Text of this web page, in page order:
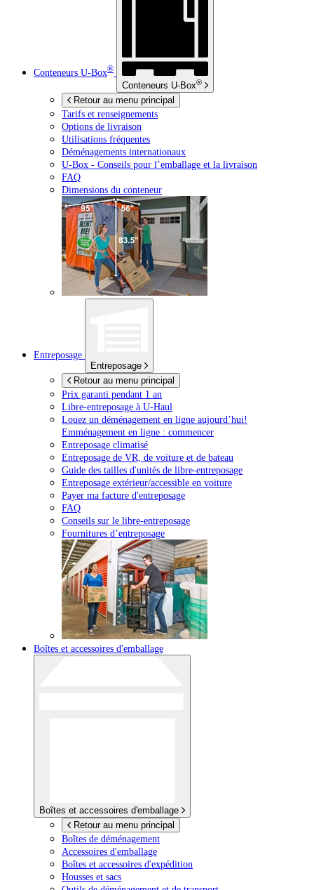
Conteneurs U-Box®
Conteneurs U-Box®
Retour au menu principal
Tarifs et renseignements
Options de livraison
Utilisations fréquentes
Déménagements internationaux
U-Box - Conseils pour l’emballage et la livraison
FAQ
Dimensions du conteneur
Entreposage
Entreposage
Retour au menu principal
Prix garanti pendant 1 an
Libre-entreposage à U-Haul
Louez un déménagement en ligne aujourd’hui!
Emménagement en ligne : commencer
Entreposage climatisé
Entreposage de VR, de voiture et de bateau
Guide des tailles d'unités de libre-entreposage
Entreposage extérieur/accessible en voiture
Payer ma facture d'entreposage
FAQ
Conseils sur le libre-entreposage
Fournitures d’entreposage
Boîtes et accessoires d'emballage
Boîtes et accessoires d'emballage
Retour au menu principal
Boîtes de déménagement
Accessoires d'emballage
Boîtes et accessoires d'expédition
Housses et sacs